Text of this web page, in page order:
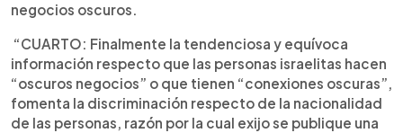
negocios oscuros.
“CUARTO: Finalmente la tendenciosa y equívoca
información respecto que las personas israelitas hacen
“oscuros negocios” o que tienen “conexiones oscuras”,
fomenta la discriminación respecto de la nacionalidad
de las personas, razón por la cual exijo se publique una